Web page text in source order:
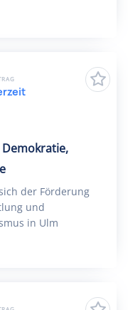
der Förderung
und
in Ulm